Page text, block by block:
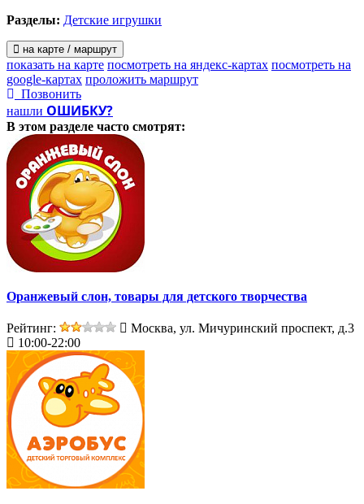
Разделы: Детские игрушки
на карте / маршрут
показать на карте посмотреть на яндекс-картах посмотреть на
google-картах проложить маршрут
Позвонить
нашли ОШИБКУ?
В этом разделе часто смотрят:
Оранжевый слон, товары для детского творчества
Рейтинг:
Москва, ул. Мичуринский проспект, д.3
10:00-22:00